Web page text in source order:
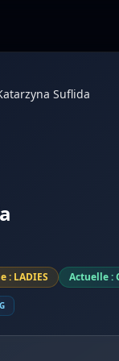
Suflida
: LADIES Actuelle :